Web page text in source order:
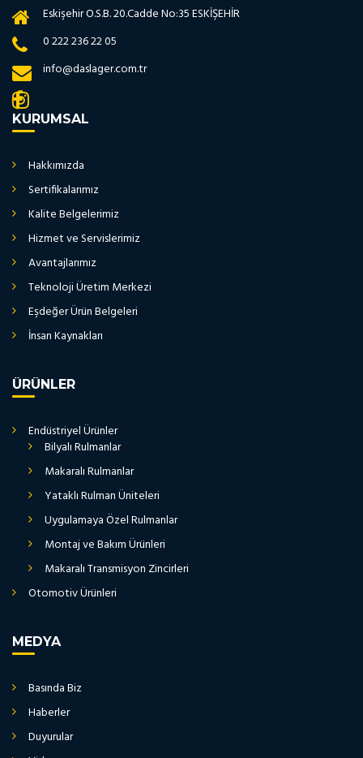
Eskişehir O.S.B. 20.Cadde No:35 ESKİŞEHİR
0 222 236 22 05
info@daslager.com.tr
KURUMSAL
Hakkımızda
Sertifikalarımız
Kalite Belgelerimiz
Hizmet ve Servislerimiz
Avantajlarımız
Teknoloji Üretim Merkezi
Eşdeğer Ürün Belgeleri
İnsan Kaynakları
ÜRÜNLER
Endüstriyel Ürünler
Bilyalı Rulmanlar
Makaralı Rulmanlar
Yataklı Rulman Üniteleri
Uygulamaya Özel Rulmanlar
Montaj ve Bakım Ürünleri
Makaralı Transmisyon Zincirleri
Otomotiv Ürünleri
MEDYA
Basında Biz
Haberler
Duyurular